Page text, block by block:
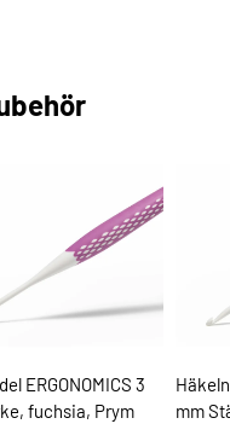
ERGONOMICS 3
fuchsia, Prym
mm